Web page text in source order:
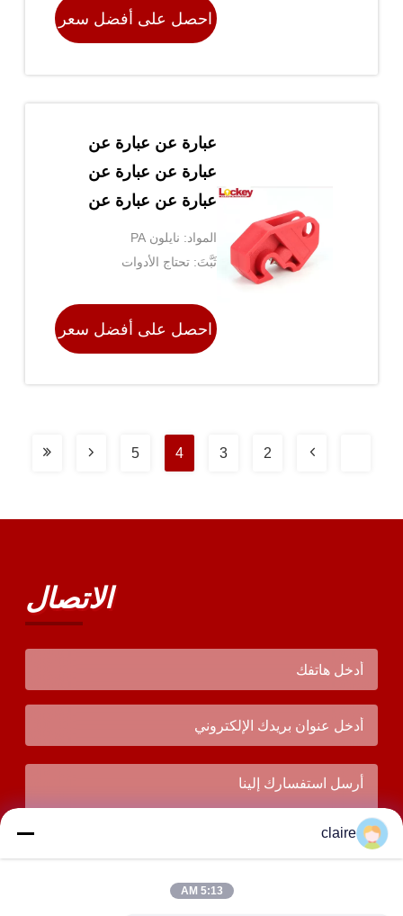
احصل على أفضل سعر
عبارة عن عبارة عن
عبارة عن عبارة عن
عبارة عن عبارة عن
عبارة عن عبارة عن
عبارة عن حلقة
المواد: نايلون PA
ثَبَّتَ: تحتاج الأدوات
احصل على أفضل سعر
2
3
4
5
الاتصال
claire
5:13 AM